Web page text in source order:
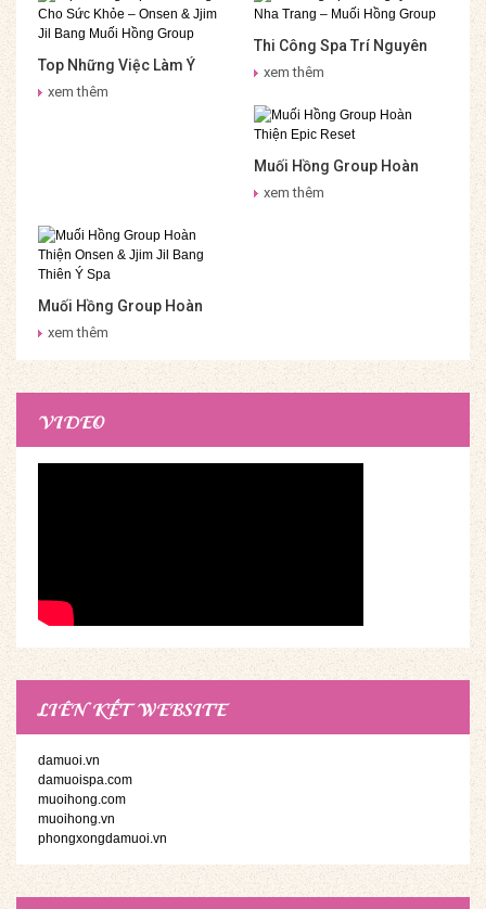
Top Những Việc Làm Ý
Nghĩa Cho Sức Khỏe –
xem thêm
Thi Công Spa Trí Nguyên
Nha Trang – Muối Hồng
xem thêm
Muối Hồng Group Hoàn
Thiện Epic Reset
xem thêm
Muối Hồng Group Hoàn
Thiện Onsen & Jjim Jil
xem thêm
VIDEO
LIÊN KẾT WEBSITE
damuoi.vn
damuoispa.com
muoihong.com
muoihong.vn
phongxongdamuoi.vn